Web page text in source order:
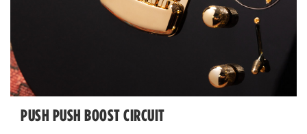
PUSH PUSH BOOST CIRCUIT